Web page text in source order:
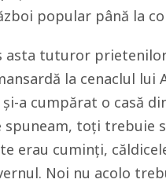
popular până la
asta tuturor
la cenaclul
a cumpărat o casă
spuneam, toți trebuie
erau cuminți,
Noi nu acolo